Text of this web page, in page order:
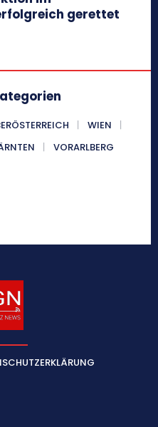
gerettet
WIEN
VORARLBERG